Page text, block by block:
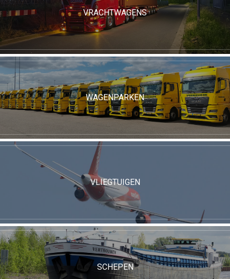
VRACHTWAGENS
WAGENPARKEN
VLIEGTUIGEN
SCHEPEN